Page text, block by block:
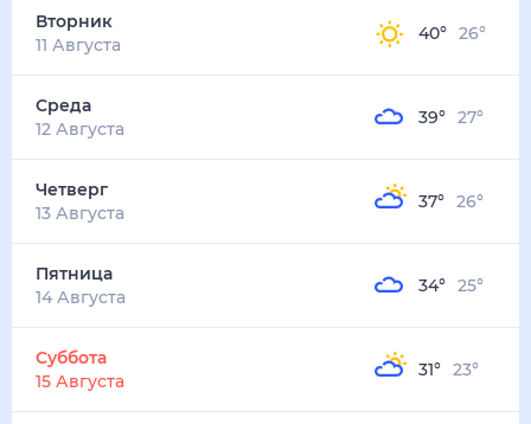
Вторник
11 Августа
40° 26°
Среда
12 Августа
39° 27°
Четверг
13 Августа
37° 26°
Пятница
14 Августа
34° 25°
Суббота
15 Августа
31° 23°